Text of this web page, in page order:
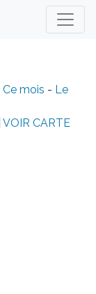
Ce mois - Le
VOIR CARTE